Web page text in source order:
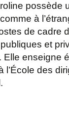
possède
à
de cadre
et
Elle enseigne
l’École des